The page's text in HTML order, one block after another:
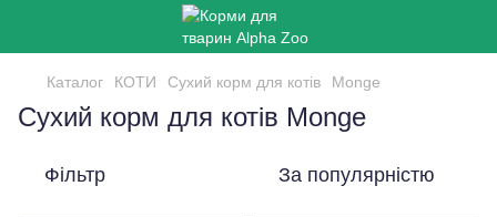
Каталог КОТИ Сухий корм для котів Monge
Сухий корм для котів Monge
Фільтр За популярністю